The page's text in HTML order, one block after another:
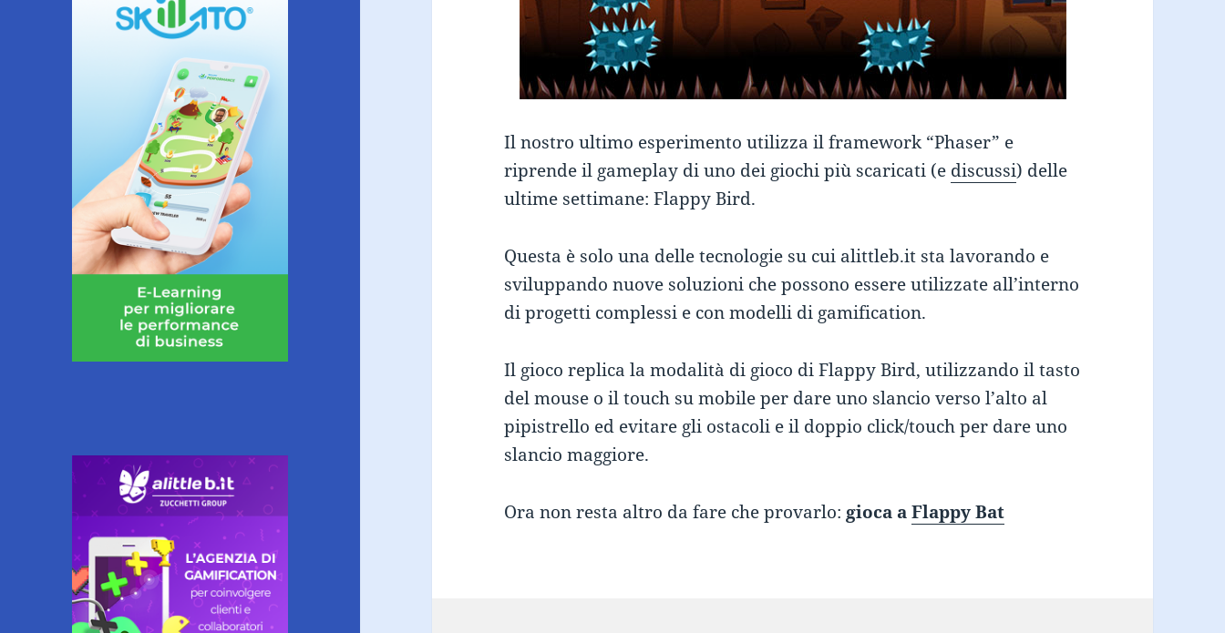
Il nostro ultimo esperimento utilizza il framework “Phaser” e
riprende il gameplay di uno dei giochi più scaricati (e discussi) delle
ultime settimane: Flappy Bird.
Questa è solo una delle tecnologie su cui alittleb.it sta lavorando e
sviluppando nuove soluzioni che possono essere utilizzate all’interno
di progetti complessi e con modelli di gamification.
Il gioco replica la modalità di gioco di Flappy Bird, utilizzando il tasto
del mouse o il touch su mobile per dare uno slancio verso l’alto al
pipistrello ed evitare gli ostacoli e il doppio click/touch per dare uno
slancio maggiore.
Ora non resta altro da fare che provarlo: gioca aFlappy Bat